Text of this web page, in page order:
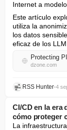
Internet a
Este artículo
utiliza la
los datos
eficaz de los
dzone.com
RSS Hunter•4
CI/CD en la era
cómo proteger
La